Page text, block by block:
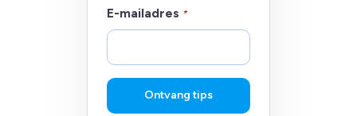
E-mailadres *
Ontvang tips